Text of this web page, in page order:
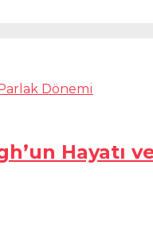
Hayatı